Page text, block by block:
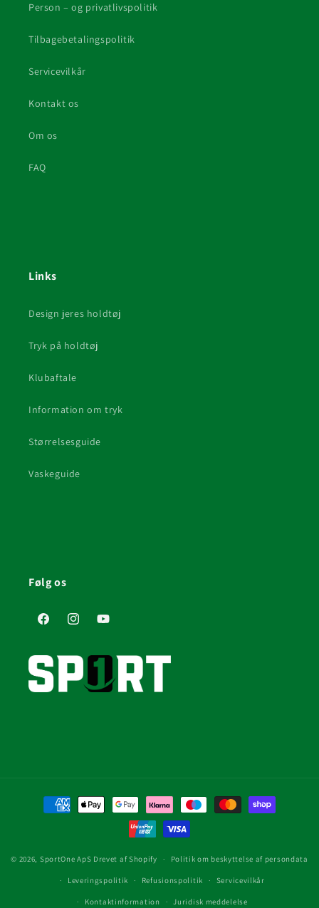
Person – og privatlivspolitik
Tilbagebetalingspolitik
Servicevilkår
Kontakt os
Om os
FAQ
Links
Design jeres holdtøj
Tryk på holdtøj
Klubaftale
Information om tryk
Størrelsesguide
Vaskeguide
Følg os
FacebookInstagramYouTube
Betalingsmetoder
© 2026, SportOne ApS Drevet af Shopify Politik om beskyttelse af persondata
Leveringspolitik Refusionspolitik Servicevilkår
Kontaktinformation Juridisk meddelelse